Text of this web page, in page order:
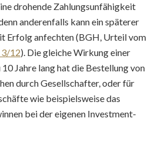
drohende Zahlungsunfähigkeit
anderenfalls kann ein späterer
Erfolg anfechten (BGH, Urteil vom
3/12). Die gleiche Wirkung einer
Jahre lang hat die Bestellung von
durch Gesellschafter, oder für
wie beispielsweise das
bei der eigenen Investment-